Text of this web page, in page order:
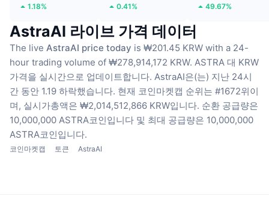
1.18% 0.41% 49.67%
AstraAI 라이브 가격 데이터
The live AstraAI price today is ₩201.45 KRW with a 24-
hour trading volume of ₩278,914,172 KRW. ASTRA 대 KRW
가격을 실시간으로 업데이트합니다. AstraAI은(는) 지난 24시
간 동안 1.19 하락했습니다. 현재 코인마켓캡 순위는 #1672위이
며, 실시가총액은 ₩2,014,512,866 KRW입니다. 순환 공급량은
10,000,000 ASTRA코인입니다 및 최대 공급량은 10,000,000
ASTRA코인입니다.
코인마켓캡 토큰 AstraAI